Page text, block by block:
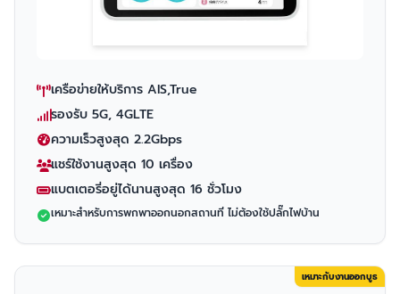
เครือข่ายให้บริการ AIS,True
รองรับ 5G, 4GLTE
ความเร็วสูงสุด 2.2Gbps
แชร์ใช้งานสูงสุด 10 เครื่อง
แบตเตอรี่อยู่ได้นานสูงสุด 16 ชั่วโมง
เหมาะสำหรับการพกพาออกนอกสถานที่ ไม่ต้องใช้ปลั๊กไฟบ้าน
เหมาะกับงานออกบูธ